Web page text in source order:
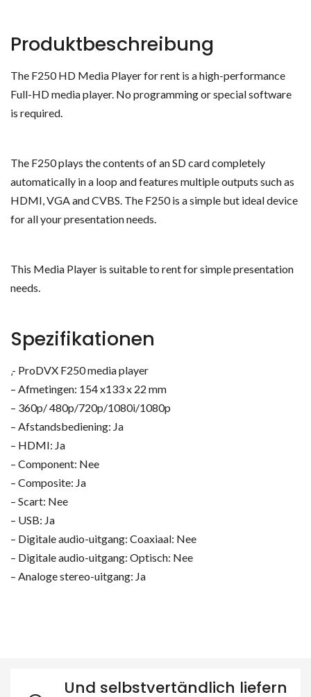
Produktbeschreibung
The F250 HD Media Player for rent is a high-performance
Full-HD media player. No programming or special software
is required.
The F250 plays the contents of an SD card completely
automatically in a loop and features multiple outputs such as
HDMI, VGA and CVBS. The F250 is a simple but ideal device
for all your presentation needs.
This Media Player is suitable to rent for simple presentation
needs.
Spezifikationen
‚- ProDVX F250 media player
– Afmetingen: 154 x133 x 22 mm
– 360p/ 480p/720p/1080i/1080p
– Afstandsbediening: Ja
– HDMI: Ja
– Component: Nee
– Composite: Ja
– Scart: Nee
– USB: Ja
– Digitale audio-uitgang: Coaxiaal: Nee
– Digitale audio-uitgang: Optisch: Nee
– Analoge stereo-uitgang: Ja
Und selbstvertändlich liefern